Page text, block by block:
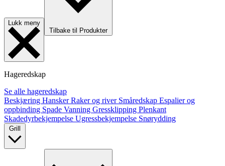
Lukk meny
Tilbake til Produkter
Hageredskap
Se alle hageredskap
Beskjæring HanskerRaker og river Småredskap Espalier og
oppbinding Spade Vanning Gressklipping Plenkant
Skadedyrbekjempelse Ugressbekjempelse Snørydding